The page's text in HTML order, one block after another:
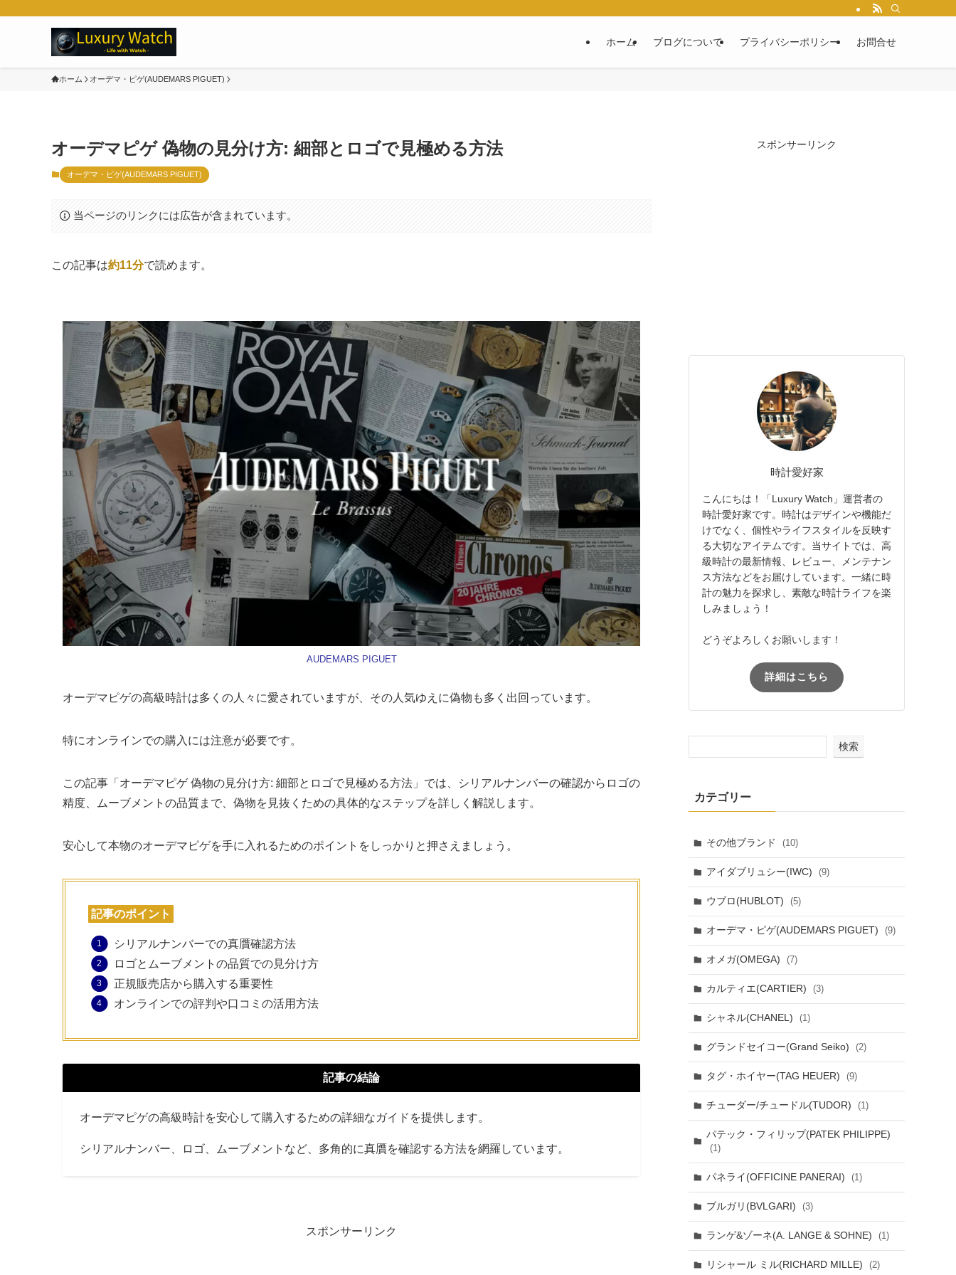
ホーム ブログについて プライバシーポリシー お問合せ
ホーム オーデマ・ピゲ(AUDEMARS PIGUET)
オーデマピゲ 偽物の見分け方: 細部とロゴで見極める方法
オーデマ・ピゲ(AUDEMARS PIGUET)
当ページのリンクには広告が含まれています。
この記事は約11分で読めます。
AUDEMARS PIGUET
オーデマピゲの高級時計は多くの人々に愛されていますが、その人気ゆえに偽物も多く出回っています。
特にオンラインでの購入には注意が必要です。
この記事「オーデマピゲ 偽物の見分け方: 細部とロゴで見極める方法」では、シリアルナンバーの確認からロゴの
精度、ムーブメントの品質まで、偽物を見抜くための具体的なステップを詳しく解説します。
安心して本物のオーデマピゲを手に入れるためのポイントをしっかりと押さえましょう。
記事のポイント
シリアルナンバーでの真贋確認方法
ロゴとムーブメントの品質での見分け方
正規販売店から購入する重要性
オンラインでの評判や口コミの活用方法
記事の結論
オーデマピゲの高級時計を安心して購入するための詳細なガイドを提供します。
シリアルナンバー、ロゴ、ムーブメントなど、多角的に真贋を確認する方法を網羅しています。
スポンサーリンク
スポンサーリンク
時計愛好家
こんにちは！「Luxury Watch」運営者の
時計愛好家です。時計はデザインや機能だ
けでなく、個性やライフスタイルを反映す
る大切なアイテムです。当サイトでは、高
級時計の最新情報、レビュー、メンテナン
ス方法などをお届けしています。一緒に時
計の魅力を探求し、素敵な時計ライフを楽
しみましょう！
どうぞよろしくお願いします！
詳細はこちら
検索
カテゴリー
その他ブランド (10)
アイダブリュシー(IWC) (9)
ウブロ(HUBLOT) (5)
オーデマ・ピゲ(AUDEMARS PIGUET) (9)
オメガ(OMEGA) (7)
カルティエ(CARTIER) (3)
シャネル(CHANEL) (1)
グランドセイコー(Grand Seiko) (2)
タグ・ホイヤー(TAG HEUER) (9)
チューダー/チュードル(TUDOR) (1)
パテック・フィリップ(PATEK PHILIPPE)
(1)
パネライ(OFFICINE PANERAI) (1)
ブルガリ(BVLGARI) (3)
ランゲ&ゾーネ(A. LANGE & SOHNE) (1)
リシャール ミル(RICHARD MILLE) (2)